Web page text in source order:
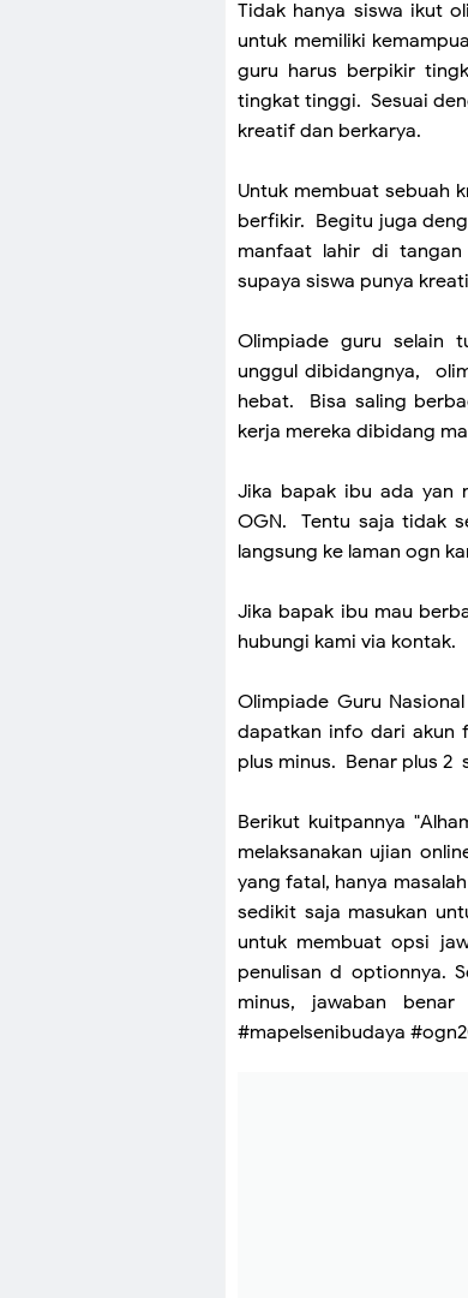
Tidak hanya siswa ikut
untuk memiliki
guru harus berpikir
tingkat tinggi. Sesuai
kreatif dan berkarya.
Untuk membuat sebuah
berfikir. Begitu juga
manfaat lahir di
supaya siswa punya
Olimpiade guru selain
unggul dibidangnya,
hebat. Bisa saling
kerja mereka dibidang
Jika bapak ibu ada yan
OGN. Tentu saja tidak
langsung ke laman ogn
Jika bapak ibu mau
hubungi kami via kontak.
Olimpiade Guru
dapatkan info dari akun
plus minus. Benar plus 2
Berikut kuitpannya
melaksanakan ujian
yang fatal, hanya
sedikit saja masukan
untuk membuat opsi
penulisan d optionnya.
minus, jawaban
#mapelsenibudaya